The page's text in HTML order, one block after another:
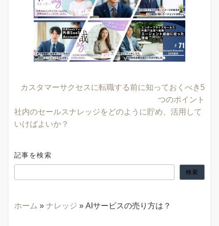
カスタマーサクセスに転職する前に知っておくべき5
つのポイント
社内のセールスナレッジをどのように貯め、活用して
いけばよいか？
記事を検索
検索
ホーム » ナレッジ » AIサービスの売り方は？